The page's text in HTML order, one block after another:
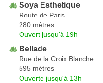
Soya Esthetique
Route de Paris
280 mètres
Ouvert jusqu'à 19h
Bellade
Rue de la Croix Blanche
595 mètres
Ouverte jusqu'à 13h